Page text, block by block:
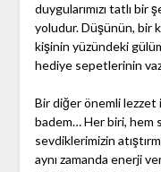
duygularımızı tatlı
yoludur. Düşünün, bir
kişinin yüzündeki
hediye sepetlerinin
Bir diğer önemli lezzet
badem… Her biri, hem
sevdiklerimizin
aynı zamanda enerji